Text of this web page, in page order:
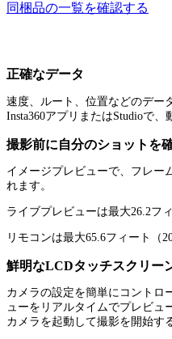
同梱品の一覧を確認する
正確なデータ
速度、ルート、位置などのデー
Insta360アプリまたはStudioで、
撮影前に自分のショットを
イメージプレビューで、フレー
れます。
ライブプレビューは最大26.2フ
リモコンは最大65.6フィート（
鮮明なLCDタッチスクリー
カメラの設定を簡単にコントロ
ューをリアルタイムでプレビュ
カメラを起動して撮影を開始す